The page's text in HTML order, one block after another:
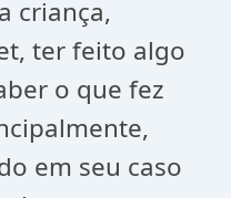
criança,
ter feito algo
o que fez
em seu caso